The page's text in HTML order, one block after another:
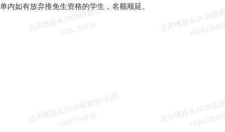
内如有放弃推免生资格的学生，名额顺延。
北
洋
维
基
＆
2
0
2
6
级
新
生
Q
Q
群
1
0
2
8
2
2
6
8
3
8
北
洋
维
基
＆
2
0
2
6
级
新
生
Q
Q
群
1
0
2
8
2
2
6
8
3
8